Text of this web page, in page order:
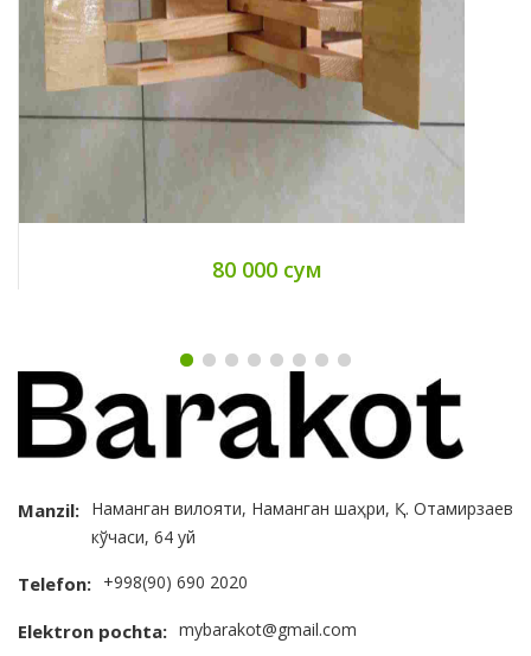
80 000 сум
Manzil: Наманган вилояти, Наманган шаҳри, Қ. Отамирзаев
кўчаси, 64 уй
Telefon: +998(90) 690 2020
Elektron pochta: mybarakot@gmail.com